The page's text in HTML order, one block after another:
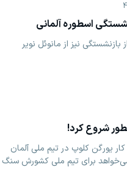
اسطوره آلمانی
نیز از مانوئل نویر
شروع کرد!
یورگن کلوپ در تیم ملی آلمان
برای تیم ملی کشورش سنگ